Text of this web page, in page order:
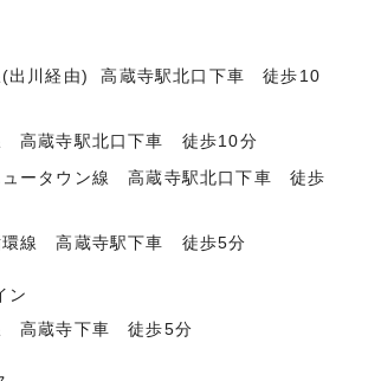
(出川経由) 高蔵寺駅北口下車 徒歩10
高蔵寺駅北口下車 徒歩10分
ュータウン線 高蔵寺駅北口下車 徒歩
環線 高蔵寺駅下車 徒歩5分
ン
高蔵寺下車 徒歩5分